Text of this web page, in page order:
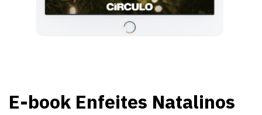
E-book Enfeites Natalinos